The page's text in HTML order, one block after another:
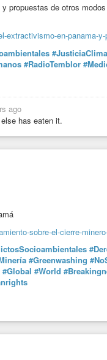
propuestas de otros
extractivismo-en-panama-
#RadioTemblor
ago
has eaten it.
sobre-el-cierre-
#Greenwashing
#Global #World